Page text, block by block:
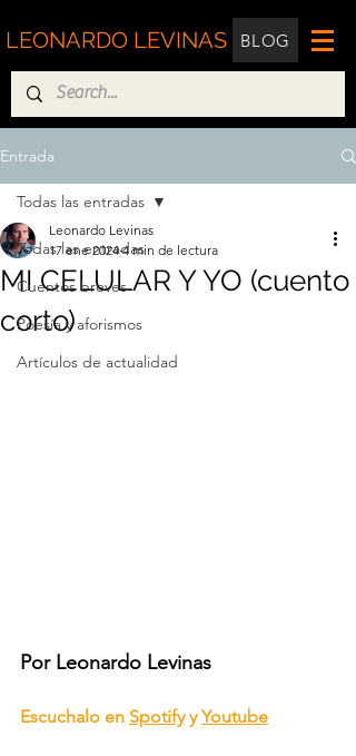
LEONARDO LEVINAS BLOG
Entrada
Todas las entradas
Cuentos breves
Poesía y aforismos
Artículos de actualidad
Todas las entradas
MI CELULAR Y YO (cuento
corto)
Leonardo Levinas
17 ene 2024 4 min de lectura
Por Leonardo Levinas
Escuchalo en Spotify y Youtube